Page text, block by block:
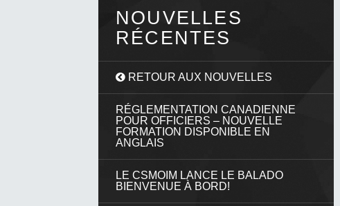
NOUVELLES
RÉCENTES
RETOUR AUX NOUVELLES
RÉGLEMENTATION CANADIENNE
POUR OFFICIERS – NOUVELLE
FORMATION DISPONIBLE EN
ANGLAIS
LE CSMOIM LANCE LE BALADO
BIENVENUE À BORD!